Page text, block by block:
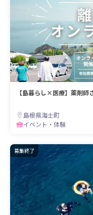
【島暮らし×医療】薬剤師
島根県海士町
イベント・体験
募集終了